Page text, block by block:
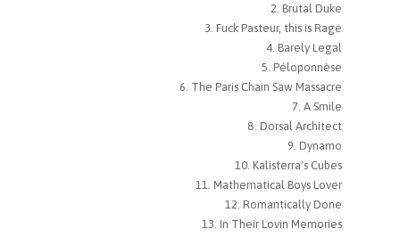
Brutal Duke
Fuck Pasteur, this is Rage
Barely Legal
Péloponnèse
The Paris Chain Saw Massacre
A Smile
Dorsal Architect
Dynamo
Kalisterra's Cubes
Mathematical Boys Lover
Romantically Done
In Their Lovin Memories